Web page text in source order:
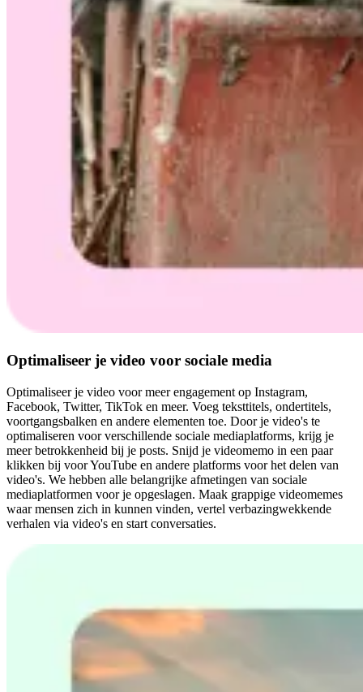
Optimaliseer je video voor sociale media
Optimaliseer je video voor meer engagement op Instagram,
Facebook, Twitter, TikTok en meer. Voeg teksttitels, ondertitels,
voortgangsbalken en andere elementen toe. Door je video's te
optimaliseren voor verschillende sociale mediaplatforms, krijg je
meer betrokkenheid bij je posts. Snijd je videomemo in een paar
klikken bij voor YouTube en andere platforms voor het delen van
video's. We hebben alle belangrijke afmetingen van sociale
mediaplatformen voor je opgeslagen. Maak grappige videomemes
waar mensen zich in kunnen vinden, vertel verbazingwekkende
verhalen via video's en start conversaties.